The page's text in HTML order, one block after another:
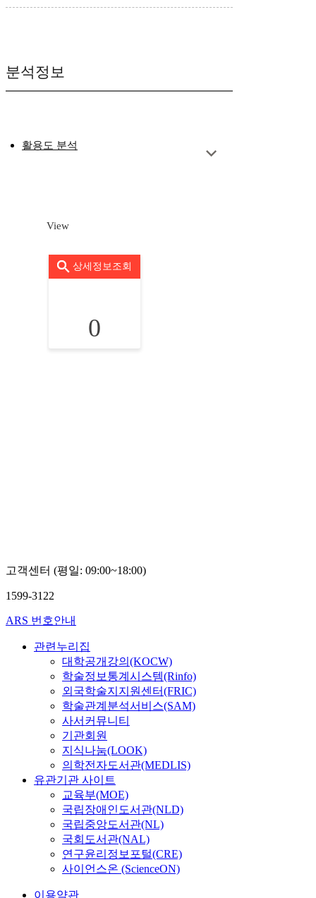
분석정보
활용도 분석
View
상세정보조회
0
고객센터 (평일: 09:00~18:00)
1599-3122
ARS 번호안내
관련누리집
대학공개강의(KOCW)
학술정보통계시스템(Rinfo)
외국학술지지원센터(FRIC)
학술관계분석서비스(SAM)
사서커뮤니티
기관회원
지식나눔(LOOK)
의학전자도서관(MEDLIS)
유관기관 사이트
교육부(MOE)
국립장애인도서관(NLD)
국립중앙도서관(NL)
국회도서관(NAL)
연구윤리정보포털(CRE)
사이언스온 (ScienceON)
이용약관